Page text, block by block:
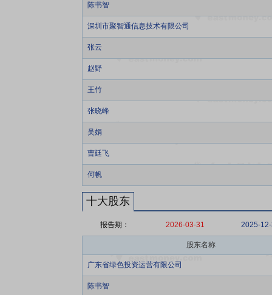
陈书智
深圳市聚智通信息技术有限公司
张云
赵野
王竹
张晓峰
吴娟
曹廷飞
何帆
十大股东
报告期： 2026-03-31 2025-
股东名称
广东省绿色投资运营有限公司
陈书智